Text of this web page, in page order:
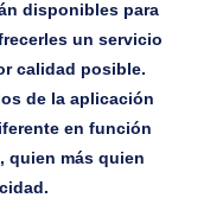
disponibles para
un servicio
calidad posible.
de la aplicación
en función
quien más quien